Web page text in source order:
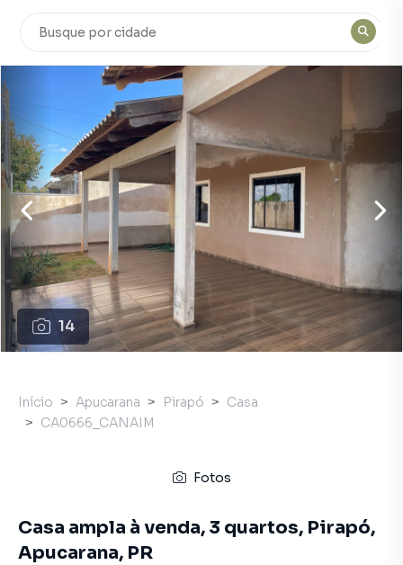
14
Início Apucarana Pirapó
Casa
CA0666_CANAIM
Fotos
Casa ampla à venda, 3 quartos, Pirapó,
Apucarana, PR